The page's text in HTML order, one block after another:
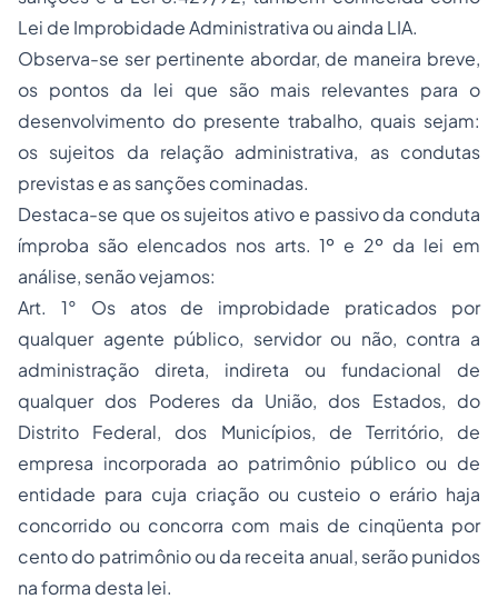
Lei de Improbidade Administrativa ou ainda LIA.
Observa-se ser pertinente abordar, de maneira breve,
os pontos da lei que são mais relevantes para o
desenvolvimento do presente trabalho, quais sejam:
os sujeitos da relação administrativa, as condutas
previstas e as sanções cominadas.
Destaca-se que os sujeitos ativo e passivo da conduta
ímproba são elencados nos arts. 1º e 2º da lei em
análise, senão vejamos:
Art. 1° Os atos de improbidade praticados por
qualquer agente público, servidor ou não, contra a
administração direta, indireta ou fundacional de
qualquer dos Poderes da União, dos Estados, do
Distrito Federal, dos Municípios, de Território, de
empresa incorporada ao patrimônio público ou de
entidade para cuja criação ou custeio o erário haja
concorrido ou concorra com mais de cinqüenta por
cento do patrimônio ou da receita anual, serão punidos
na forma desta lei.